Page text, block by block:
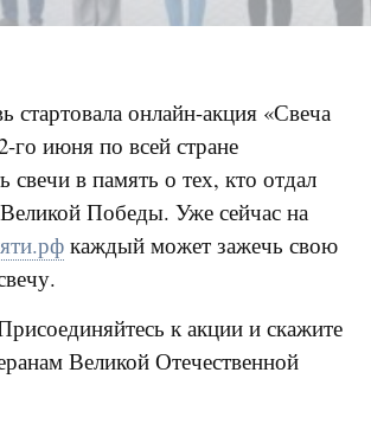
стартовала онлайн-акция «Свеча
го июня по всей стране
свечи в память о тех, кто отдал
Победы. Уже сейчас на
каждый может зажечь свою
к акции и скажите
Великой Отечественной